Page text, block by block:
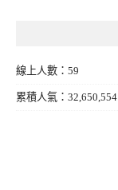
線上人數：59
累積人氣：32,650,554